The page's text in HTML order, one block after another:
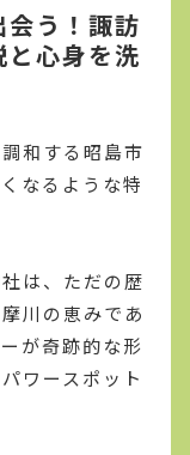
う！諏訪
心身を洗
和する昭島市
なるような特
は、ただの歴
川の恵みであ
が奇跡的な形
ワースポット